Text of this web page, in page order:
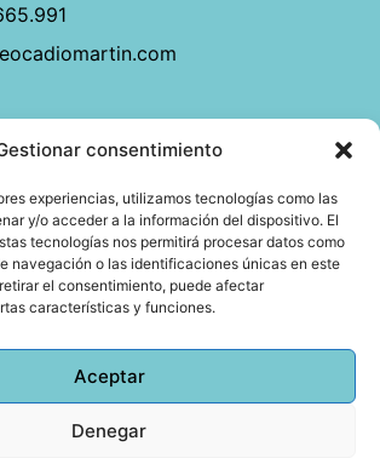
consentimiento
experiencias, utilizamos tecnologías como las
y/o acceder a la información del dispositivo. El
tecnologías nos permitirá procesar datos como
navegación o las identificaciones únicas en este
el consentimiento, puede afectar
características y funciones.
Aceptar
Denegar
sobre mí
qué ayuda y qué no.
que conectan